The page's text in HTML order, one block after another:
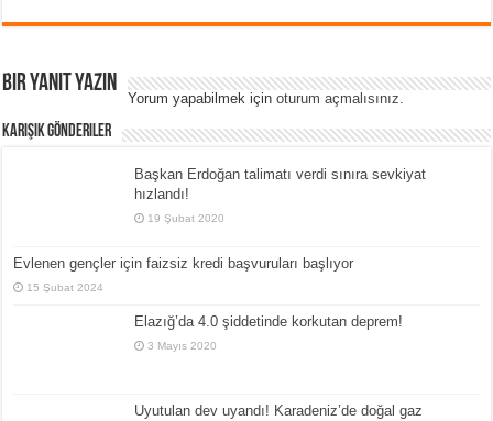
Bir yanıt yazın
Yorum yapabilmek içinoturum açmalısınız.
Karışık Gönderiler
Başkan Erdoğan talimatı verdi sınıra sevkiyat
hızlandı!
19 Şubat 2020
Evlenen gençler için faizsiz kredi başvuruları başlıyor
15 Şubat 2024
Elazığ’da 4.0 şiddetinde korkutan deprem!
3 Mayıs 2020
Uyutulan dev uyandı! Karadeniz’de doğal gaz